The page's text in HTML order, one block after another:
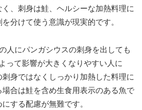
、刺身は鮭、ヘルシーな加熱料理に
分けて使う意識が現実的です。
人にパンガシウスの刺身を出しても
って影響が大きくなりやすい人に
身ではなくしっかり加熱した料理に
場合は鮭を含め生食用表示のある魚で
する配慮が無難です。